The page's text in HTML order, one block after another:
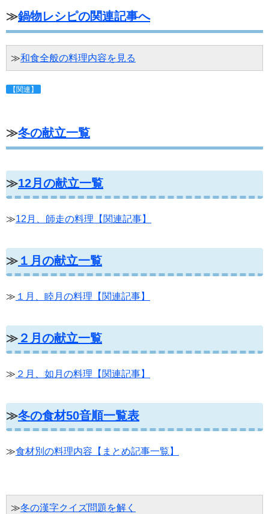
≫鍋物レシピの関連記事へ
≫和食全般の料理内容を見る
【関連】
≫冬の献立一覧
≫12月の献立一覧
≫12月、師走の料理【関連記事】
≫ １月の献立一覧
≫ １月、睦月の料理【関連記事】
≫ ２月の献立一覧
≫ ２月、如月の料理【関連記事】
≫冬の食材50音順一覧表
≫食材別の料理内容【まとめ記事一覧】
≫冬の漢字クイズ問題を解く